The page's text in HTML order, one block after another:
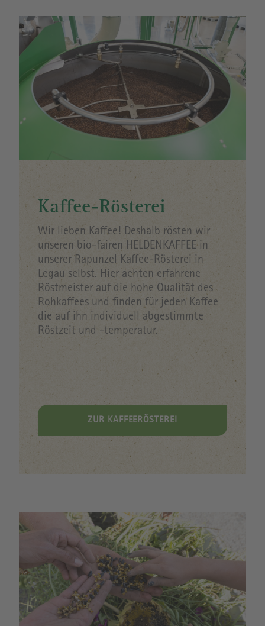
Image
Kaffee-Rösterei
Wir lieben Kaffee! Deshalb rösten wir
unseren bio-fairen HELDENKAFFEE in
unserer Rapunzel Kaffee-Rösterei in
Legau selbst. Hier achten erfahrene
Röstmeister auf die hohe Qualität des
Rohkaffees und finden für jeden Kaffee
die auf ihn individuell abgestimmte
Röstzeit und -temperatur.
ZUR KAFFEERÖSTEREI